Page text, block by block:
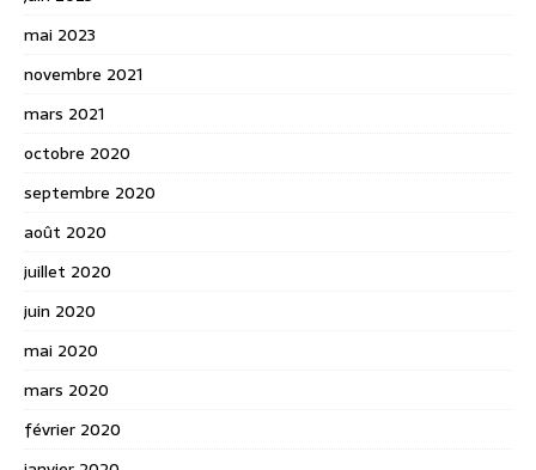
mai 2023
novembre 2021
mars 2021
octobre 2020
septembre 2020
août 2020
juillet 2020
juin 2020
mai 2020
mars 2020
février 2020